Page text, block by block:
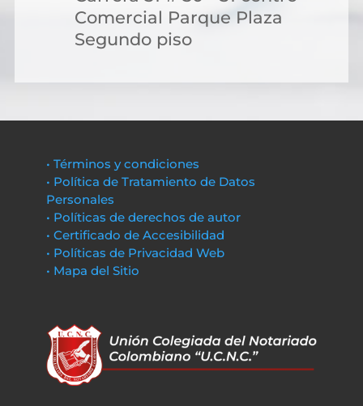
Comercial Parque Plaza
Segundo piso
• Términos y condiciones
• Política de Tratamiento de Datos
Personales
• Políticas de derechos de autor
• Certificado de Accesibilidad
• Políticas de Privacidad Web
• Mapa del Sitio